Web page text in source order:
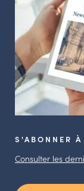
S'ABONNER
Consulter les